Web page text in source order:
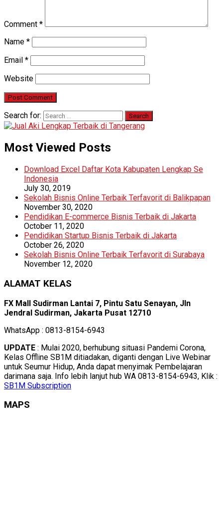
Comment *
Name *
Email *
Website
Search for:
Most Viewed Posts
Download Excel Daftar Kota Kabupaten Lengkap Se
Indonesia
July 30, 2019
Sekolah Bisnis Online Terbaik Terfavorit di Balikpapan
November 30, 2020
Pendidikan E-commerce Bisnis Terbaik di Jakarta
October 11, 2020
Pendidikan Startup Bisnis Terbaik di Jakarta
October 26, 2020
Sekolah Bisnis Online Terbaik Terfavorit di Surabaya
November 12, 2020
ALAMAT KELAS
FX Mall Sudirman Lantai 7, Pintu Satu Senayan, Jln
Jendral Sudirman, Jakarta Pusat 12710
WhatsApp : 0813-8154-6943
UPDATE : Mulai 2020, berhubung situasi Pandemi Corona,
Kelas Offline SB1M ditiadakan, diganti dengan Live Webinar
untuk Seumur Hidup, Anda dapat menyimak Pembelajaran
darimana saja. Info lebih lanjut hub WA 0813-8154-6943, Klik :
SB1M Subscription
MAPS